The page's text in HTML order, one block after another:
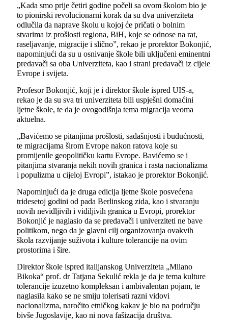
„Kada smo prije četiri godine počeli sa ovom školom bio je
to pionirski revolucionarni korak da su dva univerziteta
odlučila da naprave školu u kojoj će pričati o bolnim
stvarima iz prošlosti regiona, BiH, koje se odnose na rat,
raselјavanje, migracije i slično”, rekao je prorektor Bokonjić,
napominjući da su u osnivanje škole bili uklјučeni eminentni
predavači sa oba Univerziteta, kao i strani predavači iz cijele
Evrope i svijeta.
Profesor Bokonjić, koji je i direktor škole ispred UIS-a,
rekao je da su sva tri univerziteta bili uspješni domaćini
lјetne škole, te da je ovogodišnja tema migracija veoma
aktuelna.
„Bavićemo se pitanjima prošlosti, sadašnjosti i budućnosti,
te migracijama širom Evrope nakon ratova koje su
promijenile geopolitičku kartu Evrope. Bavićemo se i
pitanjima stvaranja nekih novih granica i rasta nacionalizma
i populizma u cijeloj Evropi”, istakao je prorektor Bokonjić.
Napominjući da je druga edicija lјetne škole posvećena
tridesetoj godini od pada Berlinskog zida, kao i stvaranju
novih nevidlјivih i vidilјivih granica u Evropi, prorektor
Bokonjić je naglasio da se predavači i univerziteti ne bave
politikom, nego da je glavni cilј organizovanja ovakvih
škola razvijanje suživota i kulture tolerancije na ovim
prostorima i šire.
Direktor škole ispred italijanskog Univerziteta „Milano
Bikoka“ prof. dr Tatjana Sekulić rekla je da je tema kulture
tolerancije izuzetno kompleksan i ambivalentan pojam, te
naglasila kako se ne smiju tolerisati razni vidovi
nacionalizma, naročito etničkog kakav je bio na području
bivše Jugoslavije, kao ni nova fašizacija društva.